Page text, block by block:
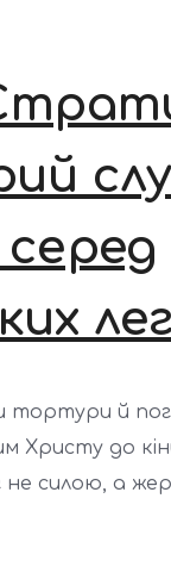
тортури й
Христу до
не силою, а